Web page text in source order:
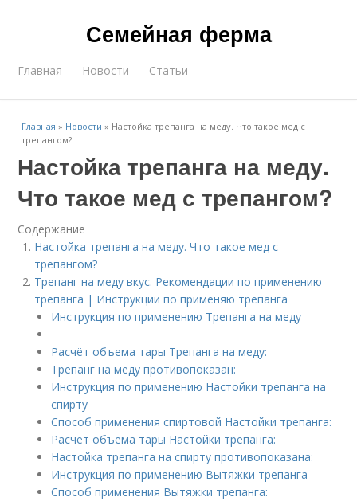
Семейная ферма
Главная Новости Статьи
Главная » Новости » Настойка трепанга на меду. Что такое мед с
трепангом?
Настойка трепанга на меду.
Что такое мед с трепангом?
Содержание
Настойка трепанга на меду. Что такое мед с
трепангом?
Трепанг на меду вкус. Рекомендации по применению
трепанга | Инструкции по применяю трепанга
Инструкция по применению Трепанга на меду
Расчёт объема тары Трепанга на меду:
Трепанг на меду противопоказан:
Инструкция по применению Настойки трепанга на
спирту
Способ применения спиртовой Настойки трепанга:
Расчёт объема тары Настойки трепанга:
Настойка трепанга на спирту противопоказана:
Инструкция по применению Вытяжки трепанга
Способ применения Вытяжки трепанга: